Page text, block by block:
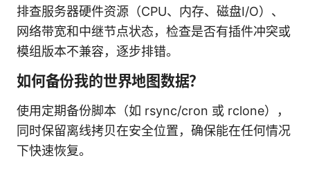
排查服务器硬件资源（CPU、内存、磁盘I/O）、
网络带宽和中继节点状态，检查是否有插件冲突或
模组版本不兼容，逐步排错。
如何备份我的世界地图数据？
使用定期备份脚本（如 rsync/cron 或 rclone），
同时保留离线拷贝在安全位置，确保能在任何情况
下快速恢复。